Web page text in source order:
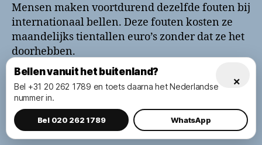
Mensen maken voortdurend dezelfde fouten bij
internationaal bellen. Deze fouten kosten ze
maandelijks tientallen euro’s zonder dat ze het
doorhebben.
De meest voorkomende blunders zijn simpel,
maar heel kostbaar. Ze draaien om
onwetendheid, haast, en verwarring over wat
nou eigenlijk goedkoop is.
×
Bellen vanuit het buitenland?
Bel +31 20 262 1789 en toets daarna het Nederlandse
nummer in.
Bel 020 262 1789 WhatsApp